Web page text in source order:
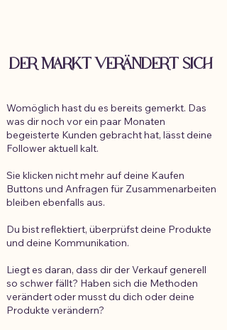
DER MARKT VERÄNDERT SICH
Womöglich hast du es bereits gemerkt. Das
was dir noch vor ein paar Monaten
begeisterte Kunden gebracht hat, lässt deine
Follower aktuell kalt.
Sie klicken nicht mehr auf deine Kaufen
Buttons und Anfragen für Zusammenarbeiten
bleiben ebenfalls aus.
Du bist reflektiert, überprüfst deine Produkte
und deine Kommunikation.
Liegt es daran, dass dir der Verkauf generell
so schwer fällt? Haben sich die Methoden
verändert oder musst du dich oder deine
Produkte verändern?